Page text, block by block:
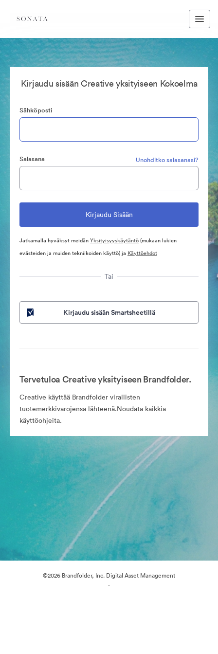
Kirjaudu sisään Creative yksityiseen Kokoelma
Sähköposti
Salasana Unohditko salasanasi?
Jatkamalla hyväksyt meidänYksityisyyskäytäntö(mukaan lukien
evästeiden ja muiden tekniikoiden käyttö) ja Käyttöehdot
Tai
Kirjaudu sisään Smartsheetillä
Tervetuloa Creative yksityiseen Brandfolder.
Creative käyttää Brandfolder virallisten
tuotemerkkivarojensa lähteenä.Noudata kaikkia
käyttöohjeita.
©2026 Brandfolder, Inc. Digital Asset Management
·